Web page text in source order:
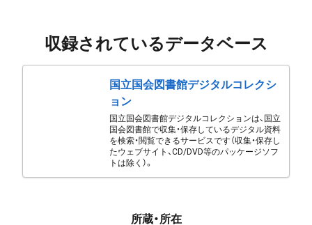
収録されているデータベース
国立国会図書館デジタルコレクシ
ョン
国立国会図書館デジタルコレクションは、国立
国会図書館で収集・保存しているデジタル資料
を検索・閲覧できるサービスです（収集・保存し
たウェブサイト、CD/DVD等のパッケージソフ
トは除く）。
所蔵・所在